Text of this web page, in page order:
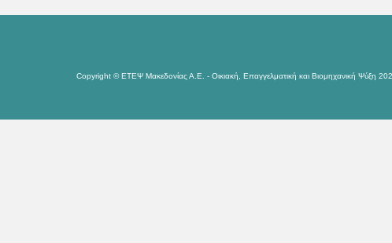
Copyright © ΕΤΕΨ Μακεδονίας Α.Ε. - Οικιακή, Επαγγελματική και Βιομηχανική Ψύξη